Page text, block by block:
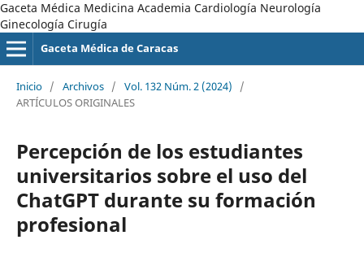
Gaceta Médica Medicina Academia Cardiología Neurología
Ginecología Cirugía
Gaceta Médica de Caracas
Inicio / Archivos / Vol. 132 Núm. 2 (2024)
/
ARTÍCULOS ORIGINALES
Percepción de los estudiantes
universitarios sobre el uso del
ChatGPT durante su formación
profesional